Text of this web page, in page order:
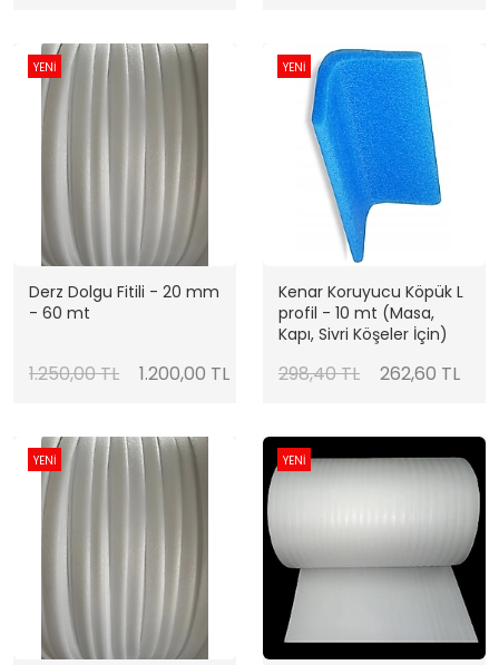
YENİ
Derz Dolgu Fitili - 20 mm
- 60 mt
1.250,00 TL 1.200,00 TL
YENİ
Kenar Koruyucu Köpük L
profil - 10 mt (Masa,
Kapı, Sivri Köşeler İçin)
298,40 TL 262,60 TL
YENİ YENİ